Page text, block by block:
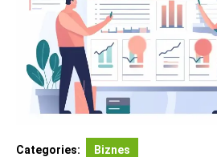
Categories: Biznes